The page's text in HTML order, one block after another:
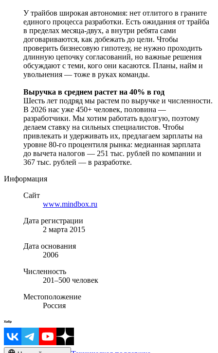
У трайбов широкая автономия: нет отлитого в граните
единого процесса разработки. Есть ожидания от трайба
в пределах месяца-двух, а внутри ребята сами
договариваются, как добежать до цели. Чтобы
проверить бизнесовую гипотезу, не нужно проходить
длинную цепочку согласований, но важные решения
обсуждают с теми, кого они касаются. Планы, найм и
увольнения — тоже в руках команды.
Выручка в среднем растет на 40% в год
Шесть лет подряд мы растем по выручке и численности.
В 2026 нас уже 450+ человек, половина —
разработчики. Мы хотим работать вдолгую, поэтому
делаем ставку на сильных специалистов. Чтобы
привлекать и удерживать их, предлагаем зарплаты на
уровне 80-го процентиля рынка: медианная зарплата
до вычета налогов — 251 тыс. рублей по компании и
367 тыс. рублей — в разработке.
Информация
Сайт
www.mindbox.ru
Дата регистрации
2 марта 2015
Дата основания
2006
Численность
201–500 человек
Местоположение
Россия